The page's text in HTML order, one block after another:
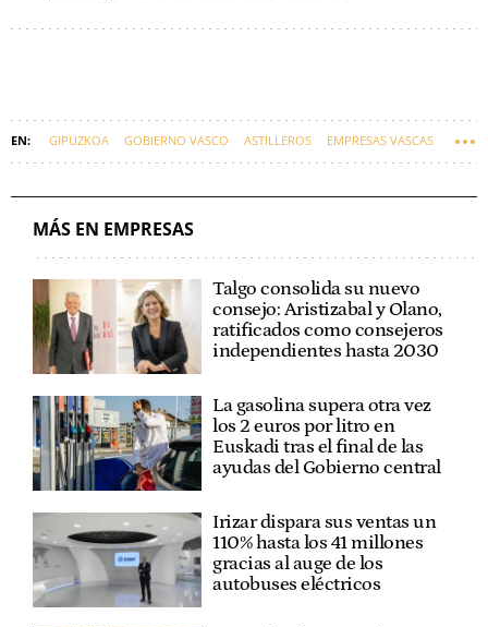
GIPUZKOA GOBIERNO VASCO ASTILLEROS EMPRESAS VASCAS
MÁS EN EMPRESAS
Talgo consolida su nuevo
consejo: Aristizabal y Olano,
ratificados como consejeros
independientes hasta 2030
La gasolina supera otra vez
los 2 euros por litro en
Euskadi tras el final de las
ayudas del Gobierno central
Irizar dispara sus ventas un
110% hasta los 41 millones
gracias al auge de los
autobuses eléctricos